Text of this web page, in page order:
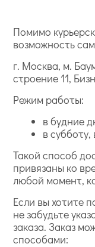
Помимо
возможность
г. Москва, м.
строение 11,
Режим работы:
в будние
в субботу,
Такой способ
привязаны ко
любой момент,
Если вы хотите
не забудьте
заказа. Заказ
способами: